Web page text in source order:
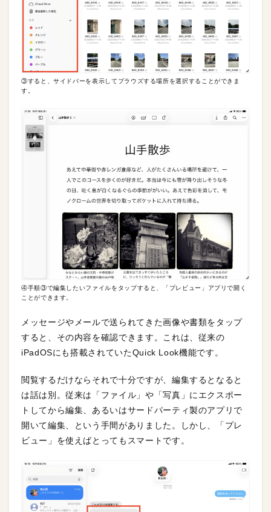
③すると、サイドバーを表示してブラウズする場所を選択することができま
す。
④手順③で編集したいファイルをタップすると、「プレビュー」アプリで開く
ことができます。
メッセージやメールで送られてきた画像や書類をタップ
すると、その内容を確認できます。これは、従来の
iPadOSにも搭載されていたQuick Look機能です。
閲覧するだけならそれで十分ですが、編集するとなると
は話は別。従来は「ファイル」や「写真」にエクスポー
トしてから編集、あるいはサードパーティ製のアプリで
開いて編集、という手間がありました。しかし、「プレ
ビュー」を使えばとってもスマートです。